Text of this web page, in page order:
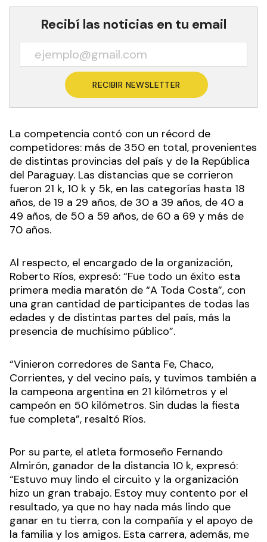
Recibí las noticias en tu email
RECIBIR NEWSLETTER
La competencia contó con un récord de
competidores: más de 350 en total, provenientes
de distintas provincias del país y de la República
del Paraguay. Las distancias que se corrieron
fueron 21 k, 10 k y 5k, en las categorías hasta 18
años, de 19 a 29 años, de 30 a 39 años, de 40 a
49 años, de 50 a 59 años, de 60 a 69 y más de
70 años.
Al respecto, el encargado de la organización,
Roberto Ríos, expresó: “Fue todo un éxito esta
primera media maratón de “A Toda Costa”, con
una gran cantidad de participantes de todas las
edades y de distintas partes del país, más la
presencia de muchísimo público”.
“Vinieron corredores de Santa Fe, Chaco,
Corrientes, y del vecino país, y tuvimos también a
la campeona argentina en 21 kilómetros y el
campeón en 50 kilómetros. Sin dudas la fiesta
fue completa”, resaltó Ríos.
Por su parte, el atleta formoseño Fernando
Almirón, ganador de la distancia 10 k, expresó:
“Estuvo muy lindo el circuito y la organización
hizo un gran trabajo. Estoy muy contento por el
resultado, ya que no hay nada más lindo que
ganar en tu tierra, con la compañía y el apoyo de
la familia y los amigos. Esta carrera, además, me